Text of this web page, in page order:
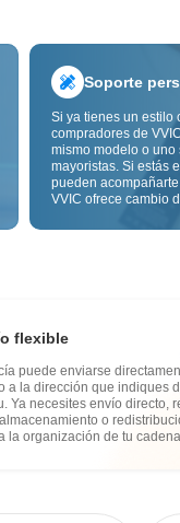
Soporte
Si ya tienes un estilo
compradores de
mismo modelo o
mayoristas. Si estás
pueden
VVIC ofrece cambio
imagen o muestra,
flexible
puede enviarse
a la dirección que indiques
Ya necesites envío directo,
o
la organización de tu